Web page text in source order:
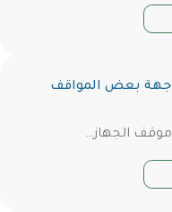
بعض المواقف
الجهاز…